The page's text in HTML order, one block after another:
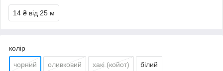
14 ₴ від 25 м
колір
чорний оливковий хакі (койот) білий